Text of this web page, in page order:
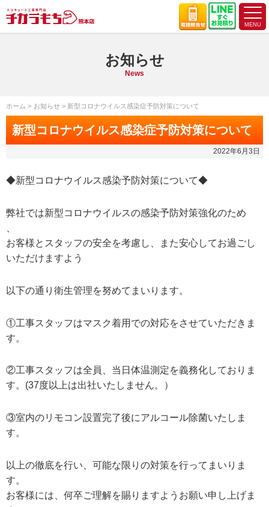
お知らせ
News
ホーム お知らせ 新型コロナウイルス感染症予防対策について
新型コロナウイルス感染症予防対策について
2022年6月3日
◆新型コロナウイルス感染予防対策について◆
弊社では新型コロナウイルスの感染予防対策強化のため
お客様とスタッフの安全を考慮し、また安心してお過ごし
いただけますよう
以下の通り衛生管理を努めてまいります。
①工事スタッフはマスク着用での対応をさせていただきま
す。
②工事スタッフは全員、当日体温測定を義務化しておりま
す。(37度以上は出社いたしません。）
③室内のリモコン設置完了後にアルコール除菌いたしま
す。
以上の徹底を行い、可能な限りの対策を行ってまいりま
す。
お客様には、何卒ご理解を賜りますようお願い申し上げま